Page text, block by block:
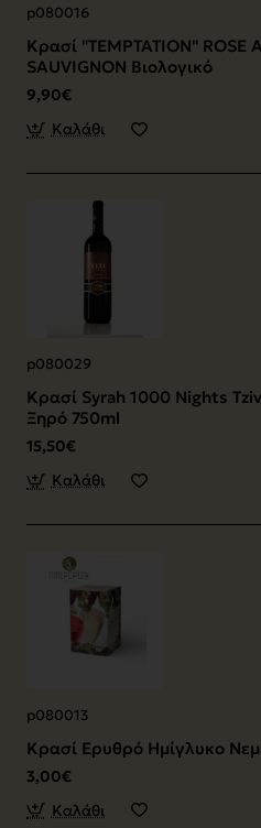
p080016
Κρασί "TEMPTATION" ROSE
SAUVIGNON Βιολογικό
9,90€
Καλάθι
p080029
Κρασί Syrah 1000 Nights
Ξηρό 750ml
15,50€
Καλάθι
p080013
Κρασί Ερυθρό Ημίγλυκο
3,00€
Καλάθι